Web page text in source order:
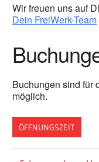
Wir freuen uns auf
Dein FreiWerk-Team
Buchungen sind für
möglich.
ÖFFNUNGSZEIT